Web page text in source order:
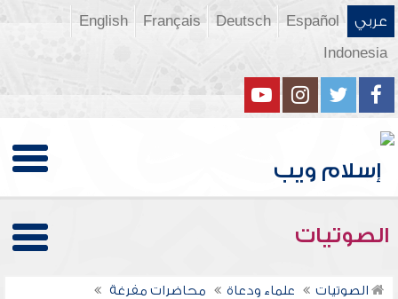
عربي Español
Deutsch
Français
English
Indonesia
الصوتيات
الصوتيات علماء ودعاة
محاضرات مفرغة